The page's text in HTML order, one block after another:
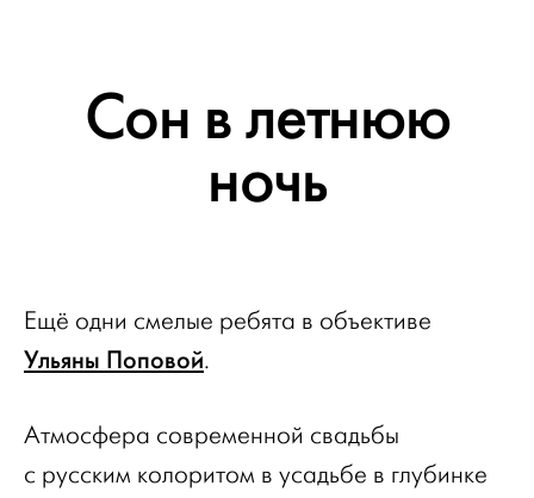
Сон в летнюю
ночь
Ещё одни смелые ребята в объективе
Ульяны Поповой.
Атмосфера современной свадьбы
с русским колоритом в усадьбе в глубинке